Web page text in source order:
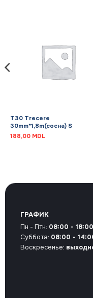
T30 Trecere
30mm*1,8m(сосна) S
188,00 MDL
ГРАФИК
Пн - Птн: 08:00 - 18:00
Суббота: 08:00 -
Воскресенье: